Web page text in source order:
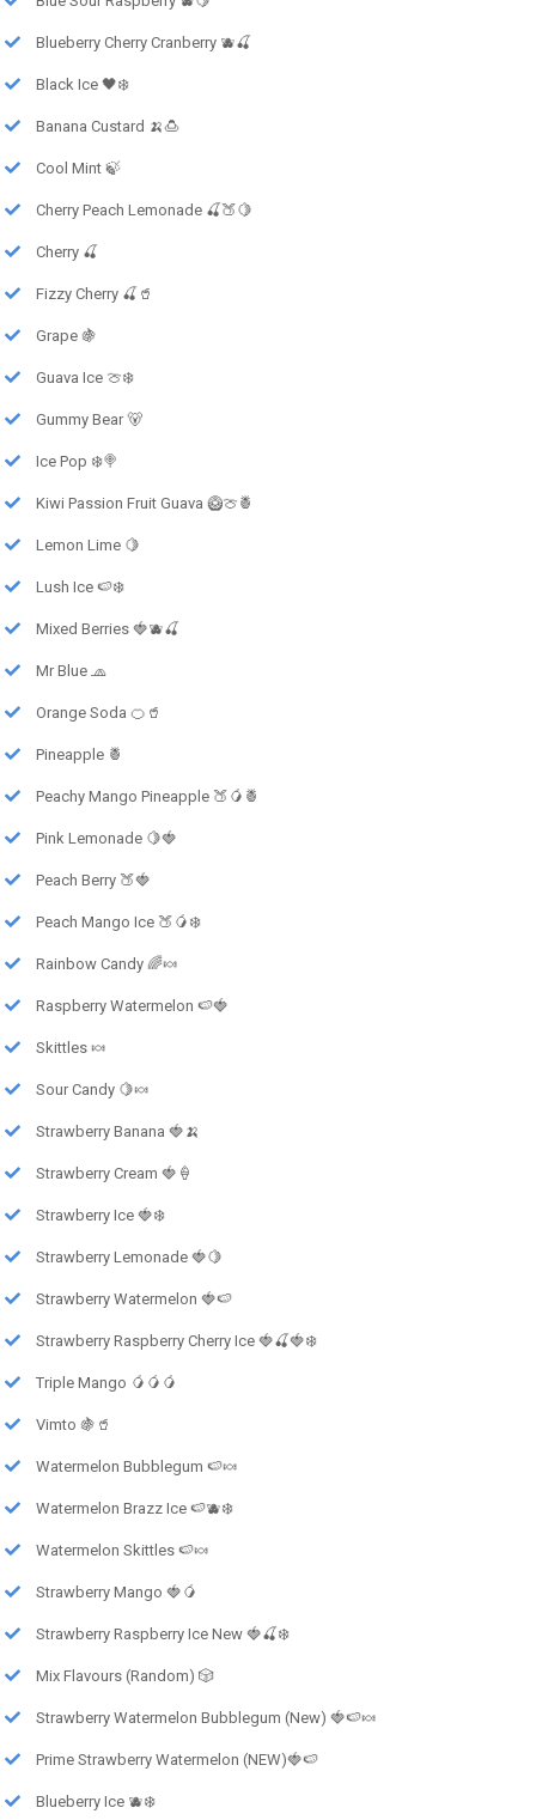
Blueberry Cherry Cranberry 🫐🍒
Black Ice 🖤❄️
Banana Custard 🍌🍮
Cool Mint 🍃
Cherry Peach Lemonade 🍒🍑🍋
Cherry 🍒
Fizzy Cherry 🍒🥤
Grape 🍇
Guava Ice 🍈❄️
Gummy Bear 🐻
Ice Pop ❄️🍭
Kiwi Passion Fruit Guava 🥝🍈🍍
Lemon Lime 🍋
Lush Ice 🍉❄️
Mixed Berries 🍓🫐🍒
Mr Blue 🧢
Orange Soda 🍊🥤
Pineapple 🍍
Peachy Mango Pineapple 🍑🥭🍍
Pink Lemonade 🍋🍓
Peach Berry 🍑🍓
Peach Mango Ice 🍑🥭❄️
Rainbow Candy 🌈🍬
Raspberry Watermelon 🍉🍓
Skittles 🍬
Sour Candy 🍋🍬
Strawberry Banana 🍓🍌
Strawberry Cream 🍓🍦
Strawberry Ice 🍓❄️
Strawberry Lemonade 🍓🍋
Strawberry Watermelon 🍓🍉
Strawberry Raspberry Cherry Ice 🍓🍒🍓❄️
Triple Mango 🥭🥭🥭
Vimto 🍇🥤
Watermelon Bubblegum 🍉🍬
Watermelon Brazz Ice 🍉🫐❄️
Watermelon Skittles 🍉🍬
Strawberry Mango 🍓🥭
Strawberry Raspberry Ice New 🍓🍒❄️
Mix Flavours (Random) 🎲
Strawberry Watermelon Bubblegum (New) 🍓🍉🍬
Prime Strawberry Watermelon (NEW)🍓🍉
Blueberry Ice 🫐❄️